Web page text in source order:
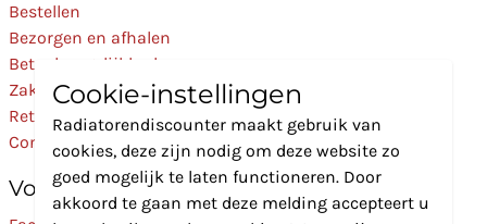
Bestellen
Bezorgen en afhalen
Betaalmogelijkheden
Zakelijk
Retourneren
Contact
Volg Ons
Cookie-instellingen
Radiatorendiscounter maakt gebruik van
cookies, deze zijn nodig om deze website zo
goed mogelijk te laten functioneren. Door
akkoord te gaan met deze melding accepteert u